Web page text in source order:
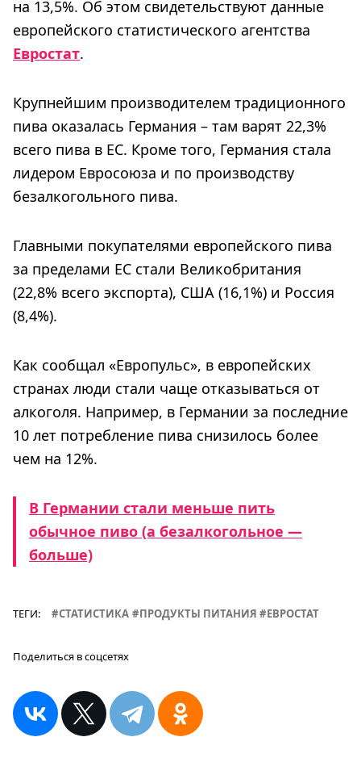
на 13,5%. Об этом свидетельствуют данные
европейского статистического агентства
Евростат.
Крупнейшим производителем традиционного
пива оказалась Германия – там варят 22,3%
всего пива в ЕС. Кроме того, Германия стала
лидером Евросоюза и по производству
безалкогольного пива.
Главными покупателями европейского пива
за пределами ЕС стали Великобритания
(22,8% всего экспорта), США (16,1%) и Россия
(8,4%).
Как сообщал «Европульс», в европейских
странах люди стали чаще отказываться от
алкоголя. Например, в Германии за последние
10 лет потребление пива снизилось более
чем на 12%.
В Германии стали меньше пить
обычное пиво (а безалкогольное —
больше)
ТЕГИ: СТАТИСТИКА ПРОДУКТЫ ПИТАНИЯ ЕВРОСТАТ
Поделиться в соцсетях